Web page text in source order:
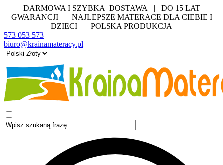
DARMOWA I SZYBKA DOSTAWA | DO 15 LAT
GWARANCJI | NAJLEPSZE MATERACE DLA CIEBIE I
DZIECI | POLSKA PRODUKCJA
573 053 573
biuro@krainamateracy.pl